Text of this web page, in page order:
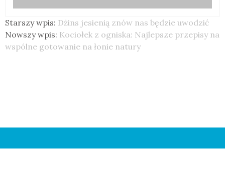
Starszy wpis: Dżins jesienią znów nas będzie uwodzić
Nowszy wpis: Kociołek z ogniska: Najlepsze przepisy na
wspólne gotowanie na łonie natury